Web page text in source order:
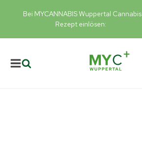
Bei MYCANNABIS Wuppertal Cannabis
Rezept einlösen: